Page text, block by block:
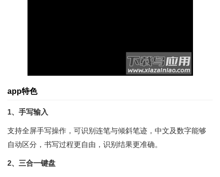
app特色
1、手写输入
支持全屏手写操作，可识别连笔与倾斜笔迹，中文及数字能够
自动区分，书写过程更自由，识别结果更准确。
2、三合一键盘